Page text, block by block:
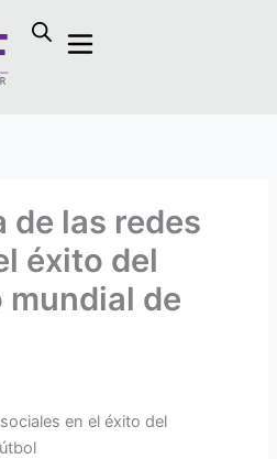
de las redes
éxito del
de
en el éxito del